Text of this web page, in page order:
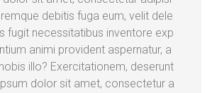
debitis fuga eum, velit dele
fugit necessitatibus inventore exp
animi provident aspernatur, a
illo? Exercitationem, deserunt
dolor sit amet, consectetur a